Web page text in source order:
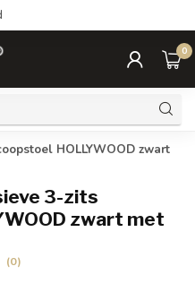
0
HOLLYWOOD zwart
3-zits
zwart met
(0)